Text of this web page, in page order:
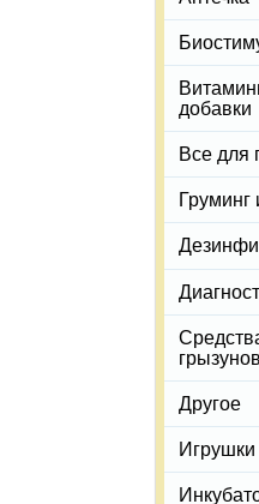
добавки
Все для
Груминг
грызунов
Другое
Игрушки